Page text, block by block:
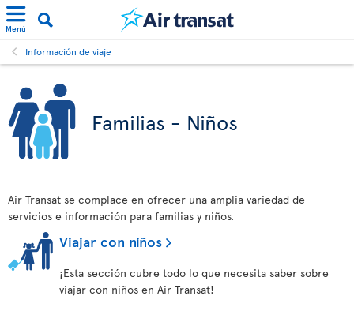
Menú
Información de viaje
Familias - Niños
Air Transat se complace en ofrecer una amplia variedad de
servicios e información para familias y niños.
Viajar con niños
¡Esta sección cubre todo lo que necesita saber sobre
viajar con niños en Air Transat!